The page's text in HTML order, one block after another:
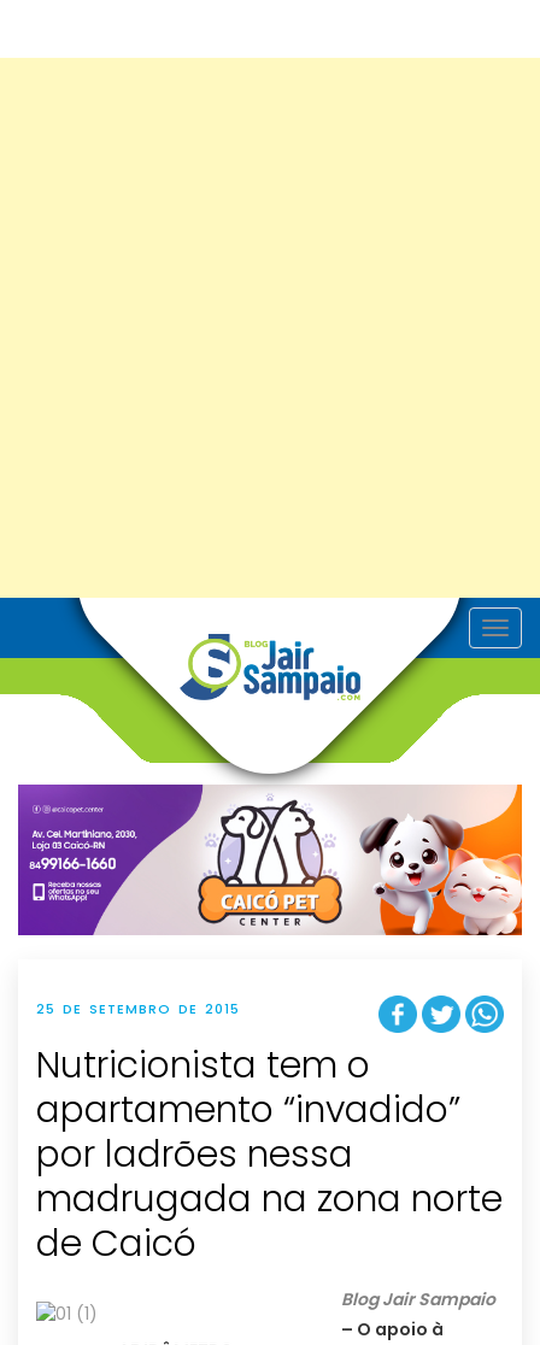
T
o
v
g
t
i
o
n
25 DE SETEMBRO DE 2015
Nutricionista tem o
apartamento “invadido”
por ladrões nessa
madrugada na zona norte
de Caicó
Blog Jair Sampaio
– O apoio à